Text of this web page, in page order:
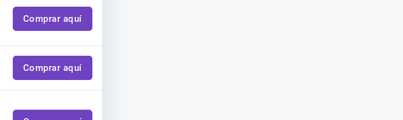
Comprar aquí
Comprar aquí